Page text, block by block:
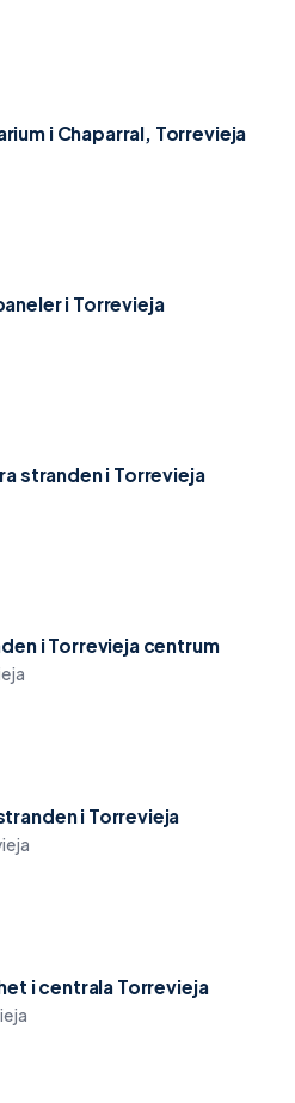
i Chaparral, Torrevieja
i Torrevieja
stranden i Torrevieja
i Torrevieja centrum
i Torrevieja
i centrala Torrevieja